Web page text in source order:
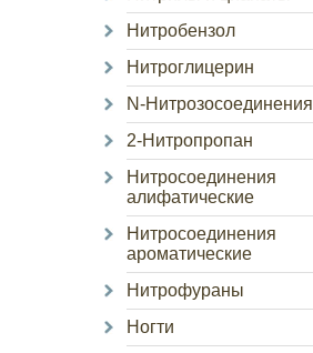
Нитробензол
Нитроглицерин
N-Нитрозосоединения
2-Нитропропан
Нитросоединения
алифатические
Нитросоединения
ароматические
Нитрофураны
Ногти